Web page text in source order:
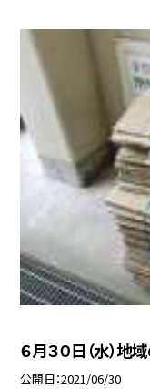
６月３０日（水）
公開日 2021/06/30